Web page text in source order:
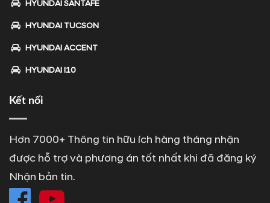
HYUNDAI SANTAFE
HYUNDAI TUCSON
HYUNDAI ACCENT
HYUNDAI I10
Kết nối
Hơn 7000+ Thông tin hữu ích hàng tháng nhận
được hỗ trợ và phương án tốt nhất khi đã đăng ký
Nhận bản tin.